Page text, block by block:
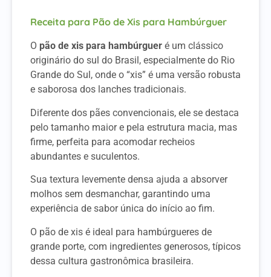
Receita para Pão de Xis para Hambúrguer
O pão de xis para hambúrguer é um clássico
originário do sul do Brasil, especialmente do Rio
Grande do Sul, onde o “xis” é uma versão robusta
e saborosa dos lanches tradicionais.
Diferente dos pães convencionais, ele se destaca
pelo tamanho maior e pela estrutura macia, mas
firme, perfeita para acomodar recheios
abundantes e suculentos.
Sua textura levemente densa ajuda a absorver
molhos sem desmanchar, garantindo uma
experiência de sabor única do início ao fim.
O pão de xis é ideal para hambúrgueres de
grande porte, com ingredientes generosos, típicos
dessa cultura gastronômica brasileira.